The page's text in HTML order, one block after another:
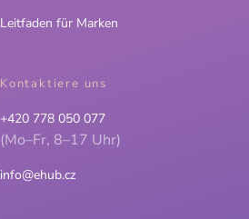
Leitfaden für Marken
Kontaktiere uns
+420 778 050 077
(Mo–Fr, 8–17 Uhr)
info@ehub.cz